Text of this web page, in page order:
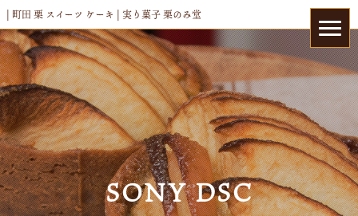
| 町田 栗 スイーツ ケーキ | 実り菓子 栗のみ堂
SONY DSC